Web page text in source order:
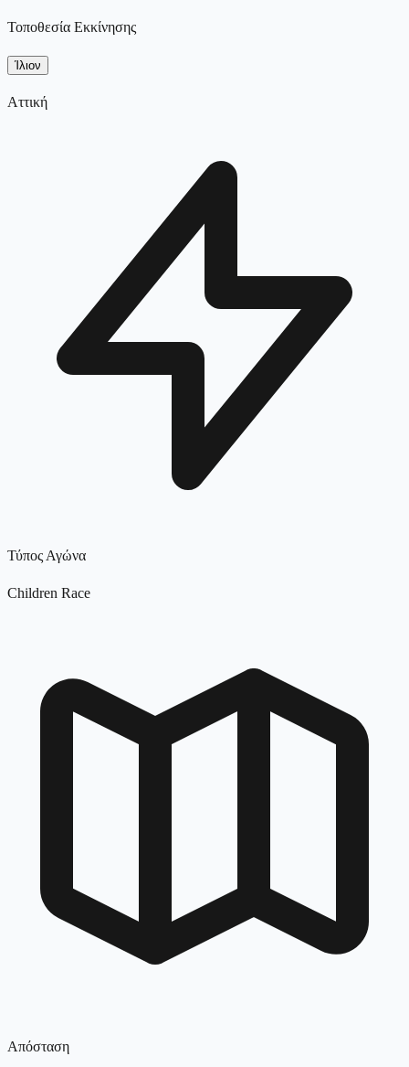
Τοποθεσία Εκκίνησης
Ίλιον
Αττική
Τύπος Αγώνα
Children Race
Απόσταση